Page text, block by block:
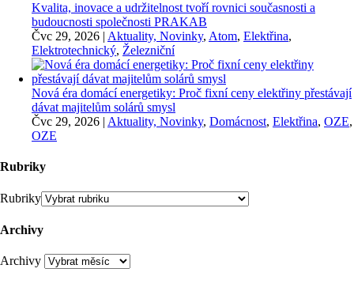
Kvalita, inovace a udržitelnost tvoří rovnici současnosti a
budoucnosti společnosti PRAKAB
Čvc 29, 2026 | Aktuality, Novinky, Atom, Elektřina,
Elektrotechnický, Železniční
Nová éra domácí energetiky: Proč fixní ceny elektřiny přestávají
dávat majitelům solárů smysl
Čvc 29, 2026 | Aktuality, Novinky, Domácnost, Elektřina, OZE,
OZE
Rubriky
Rubriky
Archivy
Archivy